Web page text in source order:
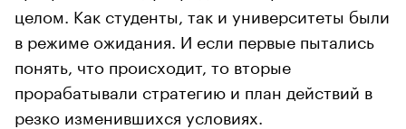
целом. Как студенты, так и университеты были
в режиме ожидания. И если первые пытались
понять, что происходит, то вторые
прорабатывали стратегию и план действий в
резко изменившихся условиях.